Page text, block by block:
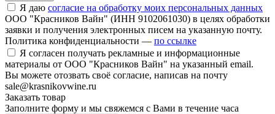
Я даю согласие на обработку моих персональных данных
ООО "Красников Вайн" (ИНН 9102061030) в целях обработки
заявки и получения электронных писем на указанную почту.
Политика конфиденциальности — по ссылке
Я согласен получать рекламные и информационные
материалы от ООО "Красников Вайн" на указанный email.
Вы можете отозвать своё согласие, написав на почту
sale@krasnikovwine.ru
Заказать товар
Заполните форму и мы свяжемся с Вами в течение часа